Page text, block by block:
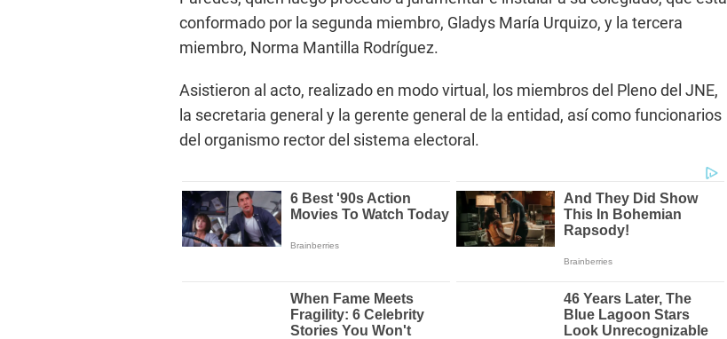
conformado por la segunda miembro, Gladys María Urquizo, y la tercera
miembro, Norma Mantilla Rodríguez.
Asistieron al acto, realizado en modo virtual, los miembros del Pleno del JNE,
la secretaria general y la gerente general de la entidad, así como funcionarios
del organismo rector del sistema electoral.